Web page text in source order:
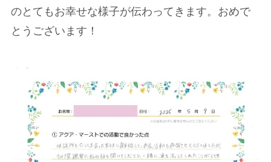
のとてもお幸せな様子が伝わってきます。おめで
とうございます！